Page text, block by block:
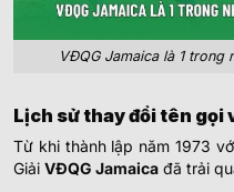
VĐQG Jamaica là 1 trong
Lịch sử thay đổi tên gọi
Từ khi thành lập năm 1973
Giải VĐQG Jamaica đã trải